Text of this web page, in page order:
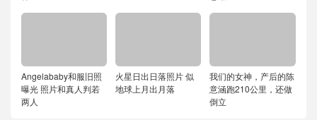
Angelababy和服旧照
曝光 照片和真人判若
两人
火星日出日落照片 似
地球上月出月落
我们的女神，产后的陈
意涵跑210公里，还做
倒立